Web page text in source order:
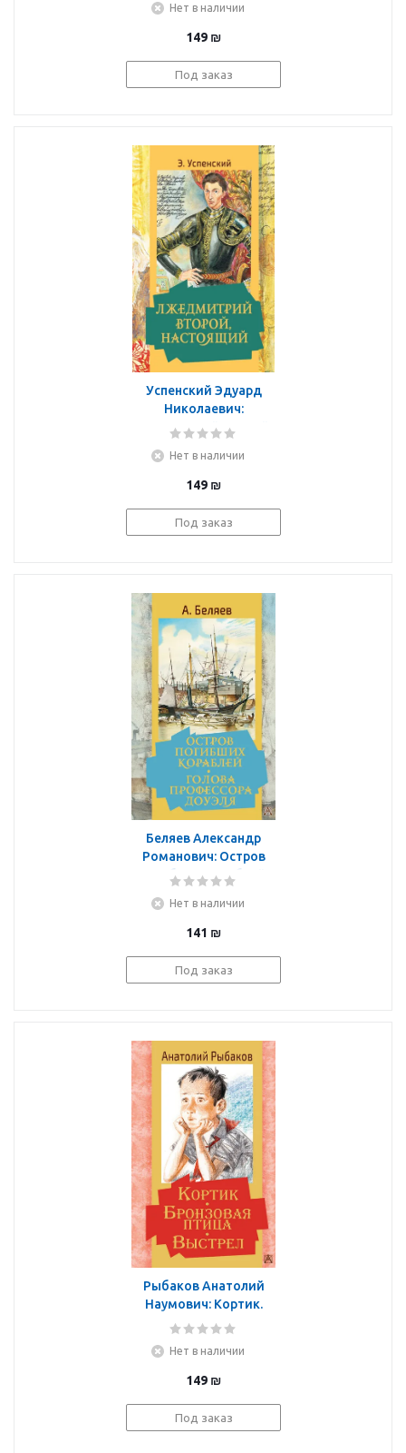
Нет в наличии
149 ₪
Под заказ
Успенский Эдуард
Николаевич:
Лжедмитрий Второй,
Нет в наличии
149 ₪
Под заказ
Беляев Александр
Романович: Остров
погибших кораблей.
Доуэля
Нет в наличии
141 ₪
Под заказ
Рыбаков Анатолий
Наумович: Кортик.
Бронзовая птица.
Нет в наличии
149 ₪
Под заказ